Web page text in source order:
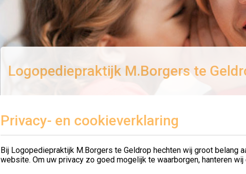
Logopediepraktijk M.Borgers te
Privacy- en cookieverklaring
Bij Logopediepraktijk M.Borgers te Geldrop hechten wij groot belang
website. Om uw privacy zo goed mogelijk te waarborgen, hanteren wij